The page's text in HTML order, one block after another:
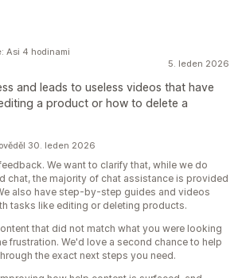
5. leden 2026
and leads to useless videos that have
a product or how to delete a
Asi 4 hodinami
30. leden 2026
We want to clarify that, while we do
chat, the majority of chat assistance is provided
also have step-by-step guides and videos
tasks like editing or deleting products.
that did not match what you were looking
frustration. We'd love a second chance to help
the exact next steps you need.